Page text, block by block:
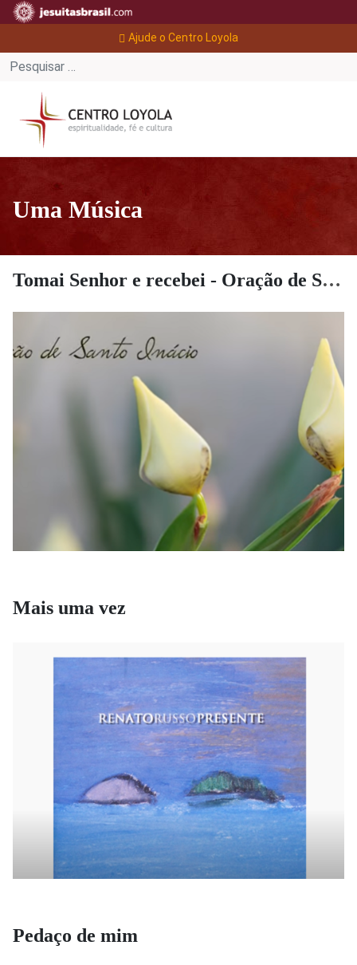
Ajude o Centro Loyola
Uma Música
Tomai Senhor e recebei - Oração de Santo Inácio de Loyola
Mais uma vez
Pedaço de mim